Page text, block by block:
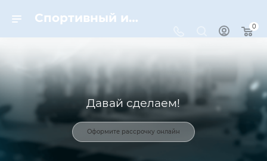
Спортивный инвентарь и оборудование для спорта в Москве | Dynamic-Sport
0
Давай сделаем!
Оформите рассрочку онлайн